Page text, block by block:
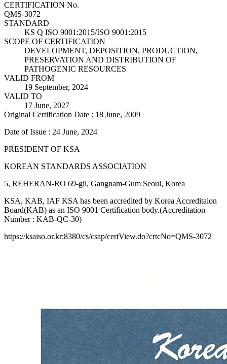
CERTIFICATION No.
QMS-3072
STANDARD
KS Q ISO 9001:2015/ISO 9001:2015
SCOPE OF CERTIFICATION
DEVELOPMENT, DEPOSITION, PRODUCTION,
PRESERVATION AND DISTRIBUTION OF
PATHOGENIC RESOURCES
VALID FROM
19 September, 2024
VALID TO
17 June, 2027
Original Certification Date : 18 June, 2009
Date of Issue : 24 June, 2024
PRESIDENT OF KSA
KOREAN STANDARDS ASSOCIATION
5, REHERAN-RO 69-gil, Gangnam-Gum Seoul, Korea
KSA, KAB, IAF KSA has been accredited by Korea Accreditaion
Board(KAB) as an ISO 9001 Certification body.(Accreditation
Number : KAB-QC-30)
https://ksaiso.or.kr:8380/cs/csap/certView.do?crtcNo=QMS-3072